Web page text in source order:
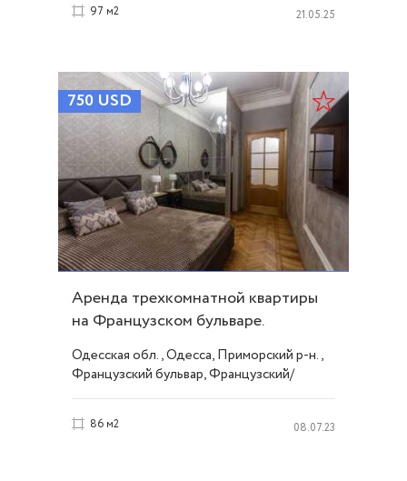
97 м2 21.05.25
750 USD
Аренда трехкомнатной квартиры
на Французском бульваре.
Стильный ремонт ID 52092
Одесская обл., Одесса, Приморский р-н.,
Французский бульвар, Французский/
86 м2 08.07.23